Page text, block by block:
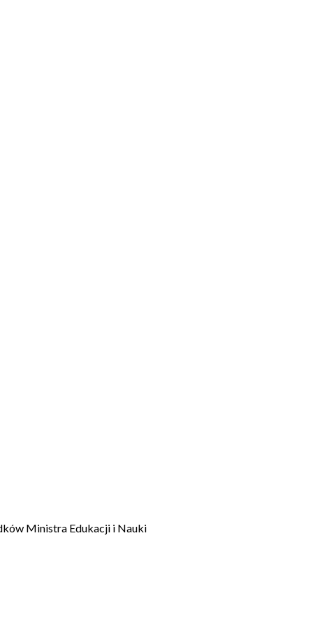
Ministra Edukacji i Nauki